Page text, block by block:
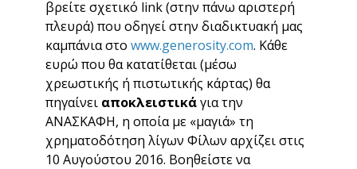
βρείτε σχετικό link (στην πάνω αριστερή
πλευρά) που οδηγεί στην διαδικτυακή μας
καμπάνια στο www.generosity.com. Κάθε
ευρώ που θα κατατίθεται (μέσω
χρεωστικής ή πιστωτικής κάρτας) θα
πηγαίνει αποκλειστικάγια την
ΑΝΑΣΚΑΦΗ, η οποία με «μαγιά» τη
χρηματοδότηση λίγων Φίλων αρχίζει στις
10 Αυγούστου 2016. Βοηθείστε να